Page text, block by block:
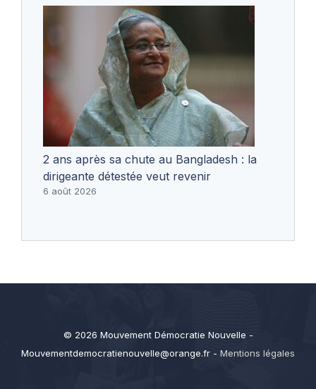
2 ans après sa chute au Bangladesh : la
dirigeante détestée veut revenir
6 août 2026
© 2026 Mouvement Démocratie Nouvelle -
Mouvementdemocratienouvelle@orange.fr - Mentions légales